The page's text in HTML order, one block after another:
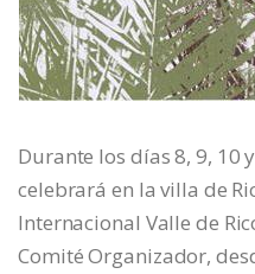
Durante los días 8, 9, 10
celebrará en la villa de
Internacional Valle de
Comité Organizador,